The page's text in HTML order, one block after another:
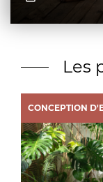
Les
CONCEPTION